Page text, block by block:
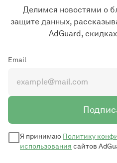
Делимся новостями о
защите данных,
AdGuard,
Email
Я принимаю Политику
использования сайтов